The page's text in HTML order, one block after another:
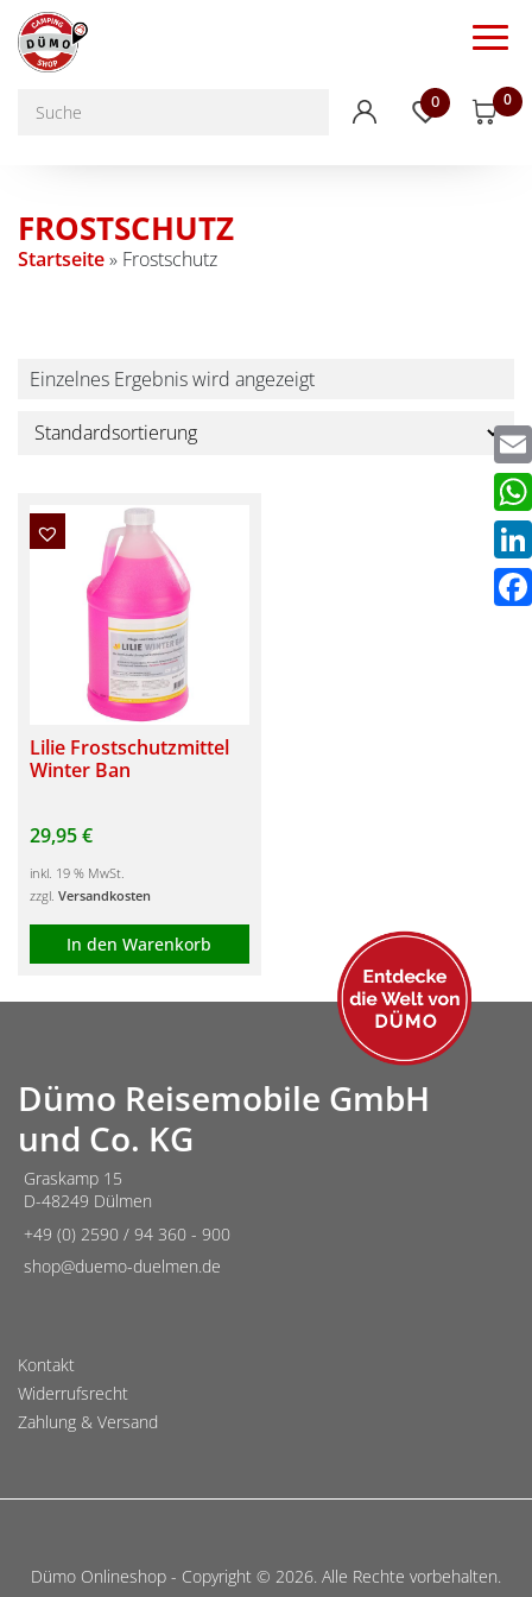
0 0
FROSTSCHUTZ
Startseite» Frostschutz
Einzelnes Ergebnis wird angezeigt
Lilie Frostschutzmittel
Winter Ban
29,95€
inkl. 19 % MwSt.
zzgl. Versandkosten
In den Warenkorb
Dümo Reisemobile GmbH
und Co. KG
Graskamp 15
D-48249 Dülmen
+49 (0) 2590 / 94 360 - 900
shop@duemo-duelmen.de
Kontakt
Widerrufsrecht
Zahlung & Versand
Dümo Onlineshop - Copyright © 2026. Alle Rechte vorbehalten.